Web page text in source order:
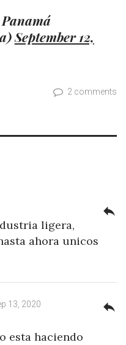
September 12,
2 comments
ligera,
ahora unicos
reply
13, 2020
esta haciendo
reply